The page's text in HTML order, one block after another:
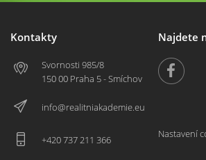
Kontakty
Svornosti 985/8
150 00 Praha 5 - Smíchov
info@realitniakademie.eu
+420 737 211 366
Najdete
Nastavení